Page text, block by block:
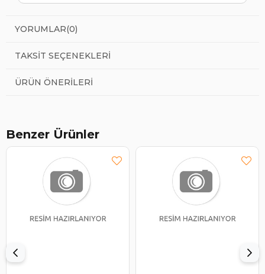
YORUMLAR(0)
TAKSIT SEÇENEKLERI
ÜRÜN ÖNERILERI
Benzer Ürünler